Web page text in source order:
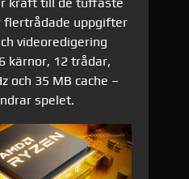
flertrådade uppgifter
videoredigering
kärnor, 12 trådar,
och 35 MB cache –
spelet.